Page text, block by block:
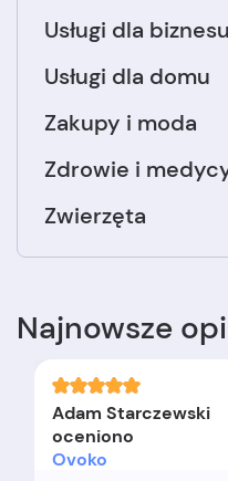
Usługi dla biznesu
Usługi dla domu
Zakupy i moda
Zdrowie i
Zwierzęta
Najnowsze
Adam Starczewski
oceniono
Ovoko